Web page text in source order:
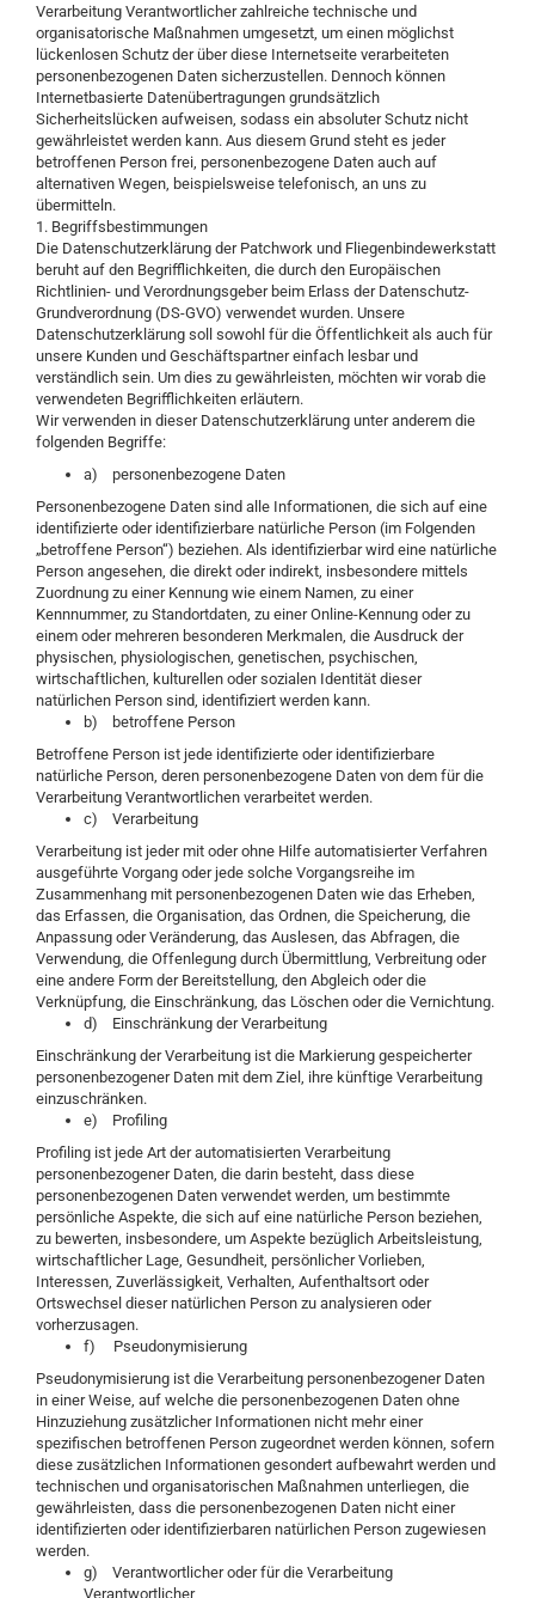
Verarbeitung Verantwortlicher zahlreiche technische und
organisatorische Maßnahmen umgesetzt, um einen möglichst
lückenlosen Schutz der über diese Internetseite verarbeiteten
personenbezogenen Daten sicherzustellen. Dennoch können
Internetbasierte Datenübertragungen grundsätzlich
Sicherheitslücken aufweisen, sodass ein absoluter Schutz nicht
gewährleistet werden kann. Aus diesem Grund steht es jeder
betroffenen Person frei, personenbezogene Daten auch auf
alternativen Wegen, beispielsweise telefonisch, an uns zu
übermitteln.
1. Begriffsbestimmungen
Die Datenschutzerklärung der Patchwork und Fliegenbindewerkstatt
beruht auf den Begrifflichkeiten, die durch den Europäischen
Richtlinien- und Verordnungsgeber beim Erlass der Datenschutz-
Grundverordnung (DS-GVO) verwendet wurden. Unsere
Datenschutzerklärung soll sowohl für die Öffentlichkeit als auch für
unsere Kunden und Geschäftspartner einfach lesbar und
verständlich sein. Um dies zu gewährleisten, möchten wir vorab die
verwendeten Begrifflichkeiten erläutern.
Wir verwenden in dieser Datenschutzerklärung unter anderem die
folgenden Begriffe:
a) personenbezogene Daten
Personenbezogene Daten sind alle Informationen, die sich auf eine
identifizierte oder identifizierbare natürliche Person (im Folgenden
„betroffene Person“) beziehen. Als identifizierbar wird eine natürliche
Person angesehen, die direkt oder indirekt, insbesondere mittels
Zuordnung zu einer Kennung wie einem Namen, zu einer
Kennnummer, zu Standortdaten, zu einer Online-Kennung oder zu
einem oder mehreren besonderen Merkmalen, die Ausdruck der
physischen, physiologischen, genetischen, psychischen,
wirtschaftlichen, kulturellen oder sozialen Identität dieser
natürlichen Person sind, identifiziert werden kann.
b) betroffene Person
Betroffene Person ist jede identifizierte oder identifizierbare
natürliche Person, deren personenbezogene Daten von dem für die
Verarbeitung Verantwortlichen verarbeitet werden.
c) Verarbeitung
Verarbeitung ist jeder mit oder ohne Hilfe automatisierter Verfahren
ausgeführte Vorgang oder jede solche Vorgangsreihe im
Zusammenhang mit personenbezogenen Daten wie das Erheben,
das Erfassen, die Organisation, das Ordnen, die Speicherung, die
Anpassung oder Veränderung, das Auslesen, das Abfragen, die
Verwendung, die Offenlegung durch Übermittlung, Verbreitung oder
eine andere Form der Bereitstellung, den Abgleich oder die
Verknüpfung, die Einschränkung, das Löschen oder die Vernichtung.
d) Einschränkung der Verarbeitung
Einschränkung der Verarbeitung ist die Markierung gespeicherter
personenbezogener Daten mit dem Ziel, ihre künftige Verarbeitung
einzuschränken.
e) Profiling
Profiling ist jede Art der automatisierten Verarbeitung
personenbezogener Daten, die darin besteht, dass diese
personenbezogenen Daten verwendet werden, um bestimmte
persönliche Aspekte, die sich auf eine natürliche Person beziehen,
zu bewerten, insbesondere, um Aspekte bezüglich Arbeitsleistung,
wirtschaftlicher Lage, Gesundheit, persönlicher Vorlieben,
Interessen, Zuverlässigkeit, Verhalten, Aufenthaltsort oder
Ortswechsel dieser natürlichen Person zu analysieren oder
vorherzusagen.
f) Pseudonymisierung
Pseudonymisierung ist die Verarbeitung personenbezogener Daten
in einer Weise, auf welche die personenbezogenen Daten ohne
Hinzuziehung zusätzlicher Informationen nicht mehr einer
spezifischen betroffenen Person zugeordnet werden können, sofern
diese zusätzlichen Informationen gesondert aufbewahrt werden und
technischen und organisatorischen Maßnahmen unterliegen, die
gewährleisten, dass die personenbezogenen Daten nicht einer
identifizierten oder identifizierbaren natürlichen Person zugewiesen
werden.
g) Verantwortlicher oder für die Verarbeitung
Verantwortlicher